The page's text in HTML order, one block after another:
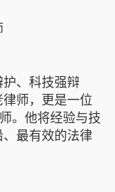
、科技强辩
师，更是一位
。他将经验与技
最有效的法律